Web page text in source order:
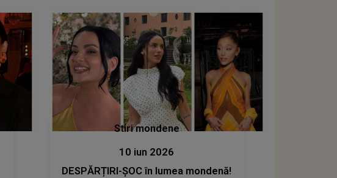
Stiri mondene
10 iun 2026
DESPĂRȚIRI-ȘOC în lumea mondenă!